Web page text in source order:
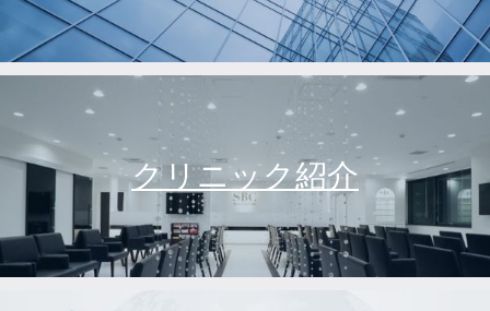
クリニック紹介